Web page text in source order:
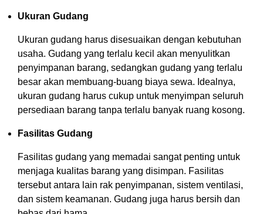
Ukuran Gudang
Ukuran gudang harus disesuaikan dengan kebutuhan
usaha. Gudang yang terlalu kecil akan menyulitkan
penyimpanan barang, sedangkan gudang yang terlalu
besar akan membuang-buang biaya sewa. Idealnya,
ukuran gudang harus cukup untuk menyimpan seluruh
persediaan barang tanpa terlalu banyak ruang kosong.
Fasilitas Gudang
Fasilitas gudang yang memadai sangat penting untuk
menjaga kualitas barang yang disimpan. Fasilitas
tersebut antara lain rak penyimpanan, sistem ventilasi,
dan sistem keamanan. Gudang juga harus bersih dan